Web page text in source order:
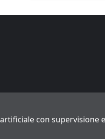
con supervisione